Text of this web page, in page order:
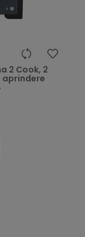
2 Cook, 2